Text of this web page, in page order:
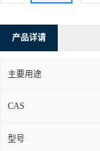
产品详请
主要用途
CAS
型号